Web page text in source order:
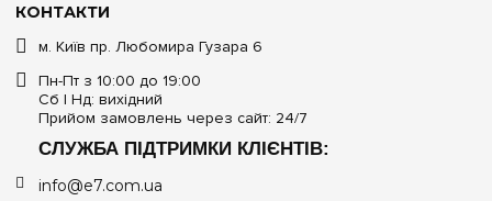
КОНТАКТИ
м. Київ пр. Любомира Гузара 6
Пн-Пт з 10:00 до 19:00
Сб | Нд: вихідний
Прийом замовлень через сайт: 24/7
СЛУЖБА ПІДТРИМКИ КЛІЄНТІВ:
info@e7.com.ua